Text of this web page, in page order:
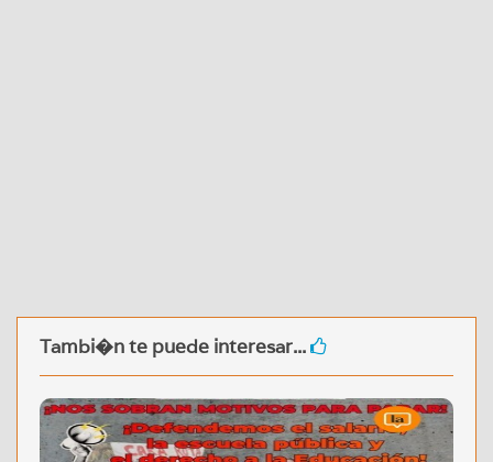
Tambi�n te puede interesar...